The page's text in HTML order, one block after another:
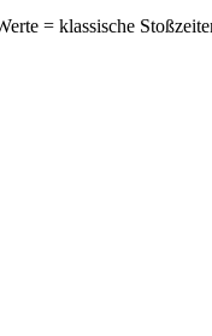
= klassische